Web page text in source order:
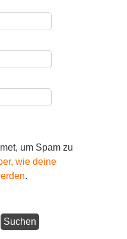
um Spam zu
wie deine
.